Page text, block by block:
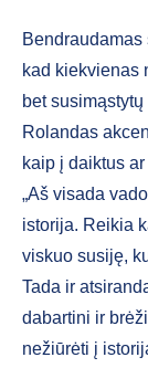
kad kiekvienas
bet
Rolandas
kaip į daiktus
„Aš visada
istorija. Reikia
viskuo susiję,
Tada ir
dabartini ir
nežiūrėti į